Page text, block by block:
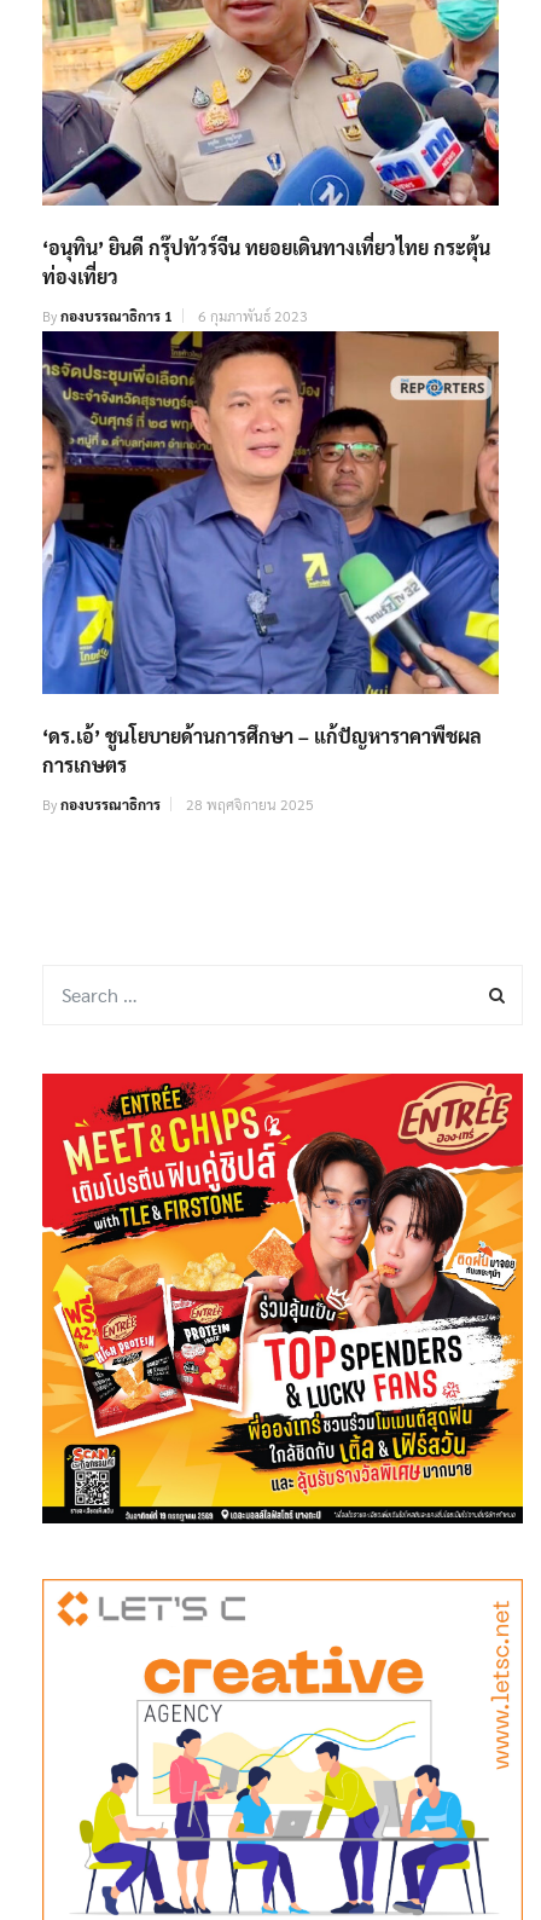
‘อนุทิน’ ยินดี กรุ๊ปทัวร์จีน ทยอยเดินทางเที่ยวไทย กระตุ้น
ท่องเที่ยว
Byกองบรรณาธิการ 1 6 กุมภาพันธ์ 2023
‘ดร.เอ้’ ชูนโยบายด้านการศึกษา – แก้ปัญหาราคาพืชผล
การเกษตร
Byกองบรรณาธิการ 28 พฤศจิกายน 2025